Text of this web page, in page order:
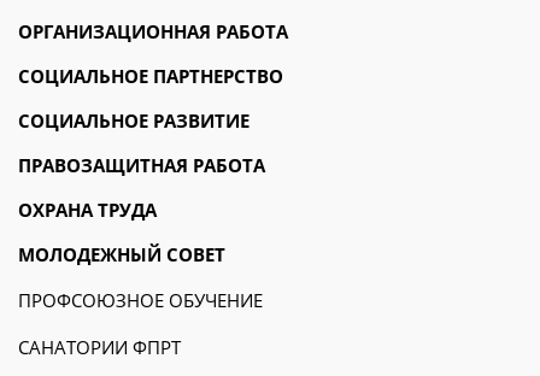
ОРГАНИЗАЦИОННАЯ РАБОТА
СОЦИАЛЬНОЕ ПАРТНЕРСТВО
СОЦИАЛЬНОЕ РАЗВИТИЕ
ПРАВОЗАЩИТНАЯ РАБОТА
ОХРАНА ТРУДА
МОЛОДЕЖНЫЙ СОВЕТ
ПРОФСОЮЗНОЕ ОБУЧЕНИЕ
САНАТОРИИ ФПРТ